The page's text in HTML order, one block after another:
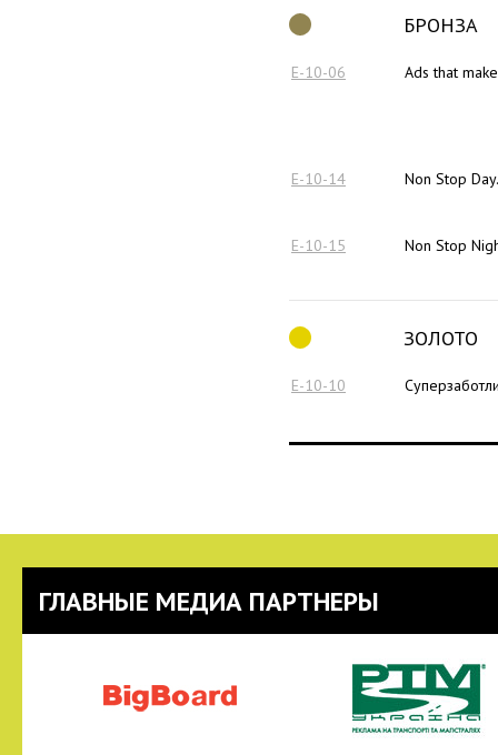
БРОНЗА
E-10-06 Ads that
E-10-14 Non Stop
E-10-15 Non Stop
ЗОЛОТО
E-10-10
ГЛАВНЫЕ МЕДИА ПАРТНЕРЫ